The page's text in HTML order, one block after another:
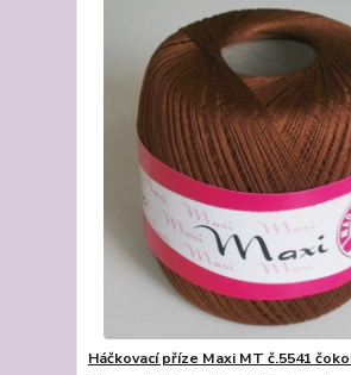
Háčkovací příze Maxi MT č.5541